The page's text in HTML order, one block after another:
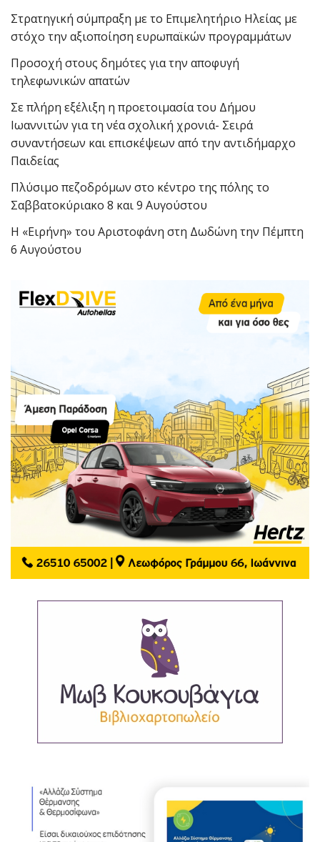
Στρατηγική σύμπραξη με το Επιμελητήριο Ηλείας με
στόχο την αξιοποίηση ευρωπαϊκών προγραμμάτων
Προσοχή στους δημότες για την αποφυγή
τηλεφωνικών απατών
Σε πλήρη εξέλιξη η προετοιμασία του Δήμου
Ιωαννιτών για τη νέα σχολική χρονιά- Σειρά
συναντήσεων και επισκέψεων από την αντιδήμαρχο
Παιδείας
Πλύσιμο πεζοδρόμων στο κέντρο της πόλης το
Σαββατοκύριακο 8 και 9 Αυγούστου
Η «Ειρήνη» του Αριστοφάνη στη Δωδώνη την Πέμπτη
6 Αυγούστου